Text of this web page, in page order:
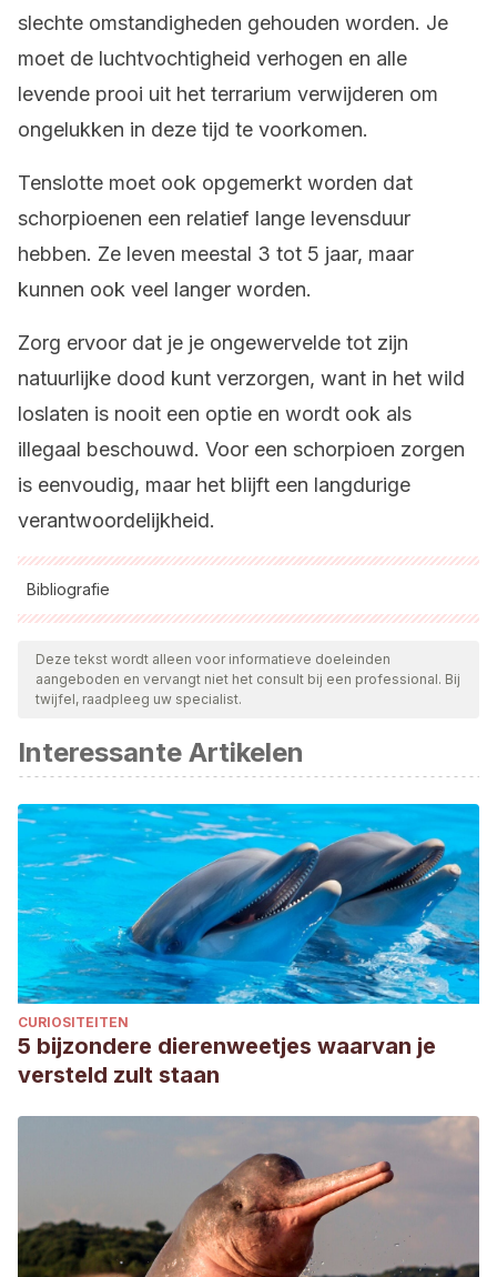
slechte omstandigheden gehouden worden. Je
moet de luchtvochtigheid verhogen en alle
levende prooi uit het terrarium verwijderen om
ongelukken in deze tijd te voorkomen.
Tenslotte moet ook opgemerkt worden dat
schorpioenen een relatief lange levensduur
hebben. Ze leven meestal 3 tot 5 jaar, maar
kunnen ook veel langer worden.
Zorg ervoor dat je je ongewervelde tot zijn
natuurlijke dood kunt verzorgen, want in het wild
loslaten is nooit een optie en wordt ook als
illegaal beschouwd. Voor een schorpioen zorgen
is eenvoudig, maar het blijft een langdurige
verantwoordelijkheid.
Bibliografie
Alle aangehaalde bronnen zijn grondig gecontroleerd door
ons team om hun kwaliteit, betrouwbaarheid, actualiteit en
geldigheid te waarborgen. De bibliografie van dit artikel werd
Marshall, B. M., Strine, C., & Hughes, A. C. (2020).
Thousands of reptile species threatened by under-
regulated global trade. Nature communications, 11(1), 1-12.
Nirthanan, S., Joseph, J. S., Gopalakrishnakone, P., Khoo,
H. E., Cheah, L. S., & Gwee, M. C. (2002). Biochemical and
pharmacological characterization of the venom of the
black scorpion Heterometrus spinifer. Biochemical
pharmacology, 63(1), 49-55.
Deze tekst wordt alleen voor informatieve doeleinden
aangeboden en vervangt niet het consult bij een professional. Bij
twijfel, raadpleeg uw specialist.
Interessante Artikelen
CURIOSITEITEN
5 bijzondere dierenweetjes waarvan je
versteld zult staan